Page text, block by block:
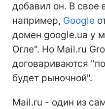
добавил он. В свое
например, Google
домен google.ua у
Огле". Но Mail.ru
договариваются
будет рыночной".
Mail.ru - один из